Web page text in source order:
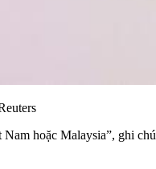
hoặc Malaysia”, ghi